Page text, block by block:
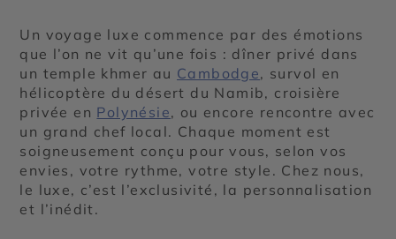
Un voyage luxe commence par des émotions
que l’on ne vit qu’une fois : dîner privé dans
un temple khmer au Cambodge, survol en
hélicoptère du désert du Namib, croisière
privée en Polynésie, ou encore rencontre avec
un grand chef local. Chaque moment est
soigneusement conçu pour vous, selon vos
envies, votre rythme, votre style. Chez nous,
le luxe, c’est l’exclusivité, la personnalisation
et l’inédit.